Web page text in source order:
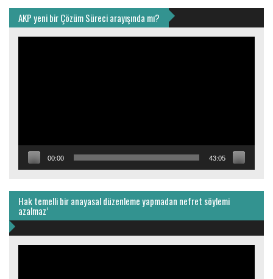
AKP yeni bir Çözüm Süreci arayışında mı?
00:00 43:05
Hak temelli bir anayasal düzenleme yapmadan nefret söylemi
azalmaz’